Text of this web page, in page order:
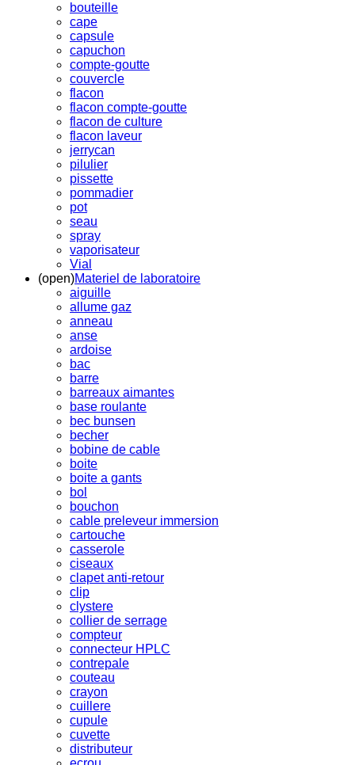
bouteille
cape
capsule
capuchon
compte-goutte
couvercle
flacon
flacon compte-goutte
flacon de culture
flacon laveur
jerrycan
pilulier
pissette
pommadier
pot
seau
spray
vaporisateur
Vial
(open)Materiel de laboratoire
aiguille
allume gaz
anneau
anse
ardoise
bac
barre
barreaux aimantes
base roulante
bec bunsen
becher
bobine de cable
boite
boite a gants
bol
bouchon
cable preleveur immersion
cartouche
casserole
ciseaux
clapet anti-retour
clip
clystere
collier de serrage
compteur
connecteur HPLC
contrepale
couteau
crayon
cuillere
cupule
cuvette
distributeur